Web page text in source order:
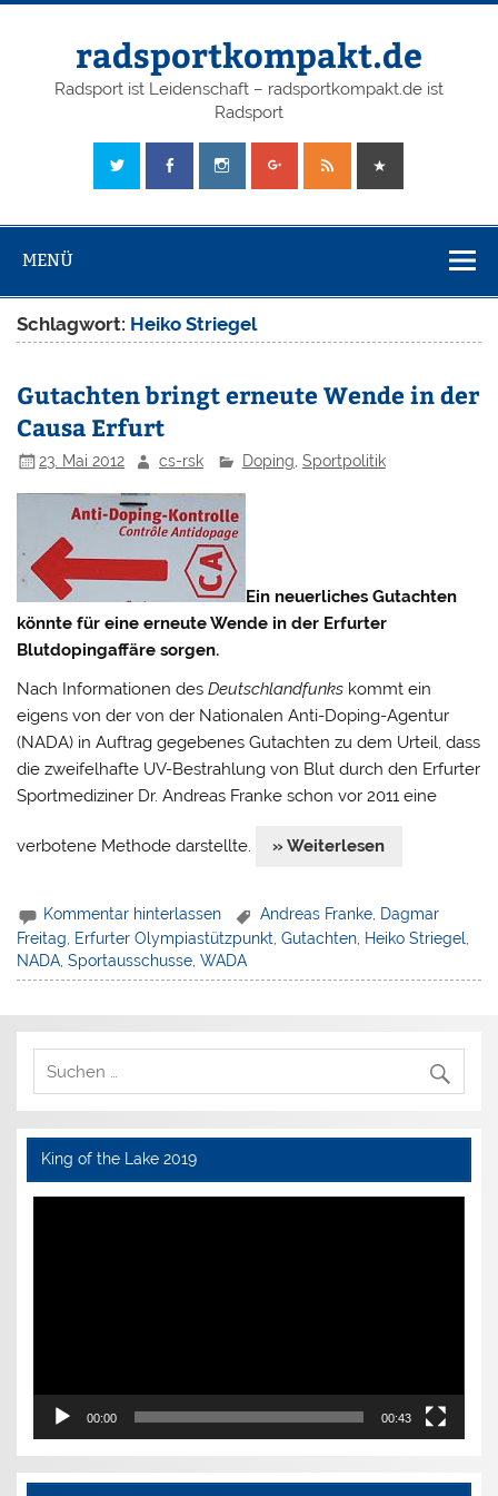
radsportkompakt.de
Radsport ist Leidenschaft – radsportkompakt.de ist
Radsport
MENÜ
Schlagwort: Heiko Striegel
Gutachten bringt erneute Wende in der
Causa Erfurt
23. Mai 2012 cs-rsk Doping Sportpolitik
Ein neuerliches Gutachten
könnte für eine erneute Wende in der Erfurter
Blutdopingaffäre sorgen.
Nach Informationen desDeutschlandfunks kommt ein
eigens von der von der Nationalen Anti-Doping-Agentur
(NADA) in Auftrag gegebenes Gutachten zu dem Urteil, dass
die zweifelhafte UV-Bestrahlung von Blut durch den Erfurter
Sportmediziner Dr. Andreas Franke schon vor 2011 eine
verbotene Methode darstellte. » Weiterlesen
Kommentar hinterlassen Andreas Franke Dagmar
Freitag
Erfurter Olympiastützpunkt ,Gutachten Heiko Striegel
NADA ,Sportausschusse ,WADA
King of the Lake 2019
Video-
00:00 00:43